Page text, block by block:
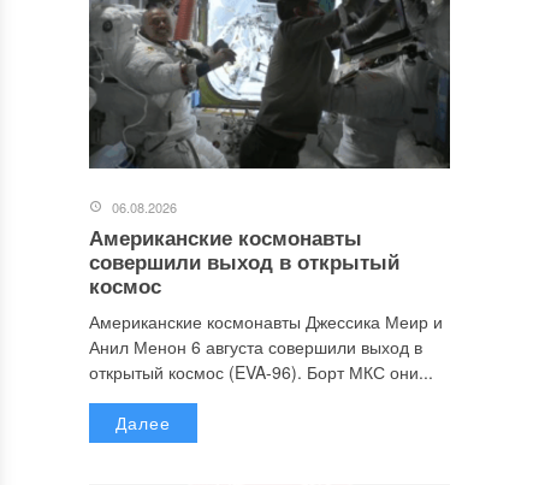
06.08.2026
Американские космонавты
совершили выход в открытый
космос
Американские космонавты Джессика Меир и
Анил Менон 6 августа совершили выход в
открытый космос (EVA-96). Борт МКС они...
Далее